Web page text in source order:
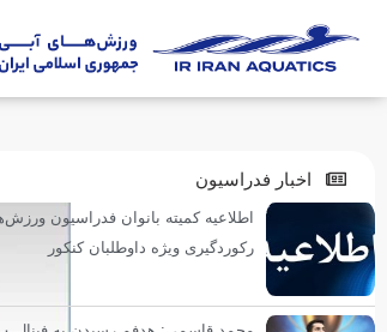
اخبار فدراسیون
اطلاعیه کمیته بانوان فدراسیون
رکوردگیری ویژه داوطلبان کنکور